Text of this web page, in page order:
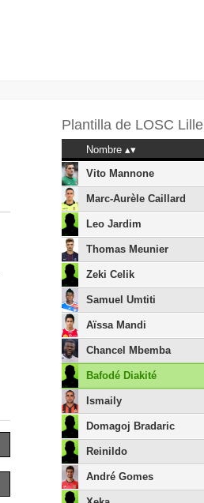
Plantilla de LOSC Lille
Nombre
Vito Mannone
Marc-Aurèle Caillard
Leo Jardim
Thomas Meunier
Zeki Celik
Samuel Umtiti
Aïssa Mandi
Chancel Mbemba
Bafodé Diakité
Ismaily
Domagoj Bradaric
Reinildo
André Gomes